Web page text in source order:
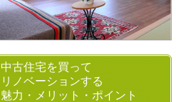
中古住宅を買って
リノベーションする
魅力・メリット・ポイント